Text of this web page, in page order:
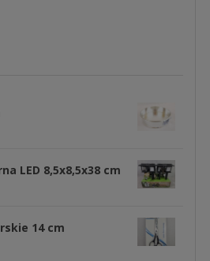
LED 8,5x8,5x38 cm
14 cm